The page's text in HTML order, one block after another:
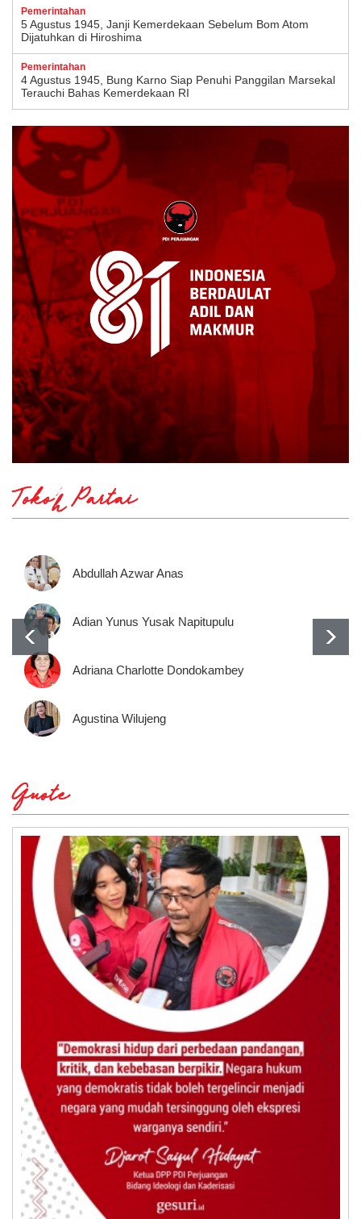
Pemerintahan
5 Agustus 1945, Janji Kemerdekaan Sebelum Bom Atom
Dijatuhkan di Hiroshima
Pemerintahan
4 Agustus 1945, Bung Karno Siap Penuhi Panggilan Marsekal
Terauchi Bahas Kemerdekaan RI
Tokoh Partai
Abdullah Azwar Anas
Adian Yunus Yusak Napitupulu
Adriana Charlotte Dondokambey
Agustina Wilujeng
Quote